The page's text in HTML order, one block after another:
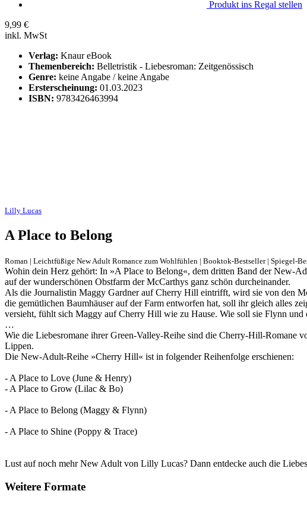
Produkt ins Regal stellen
9,99 €
inkl. MwSt
Verlag: Knaur eBook
Themenbereich: Belletristik - Liebesroman: Zeitgenössisch
Genre: keine Angabe / keine Angabe
Ersterscheinung: 01.03.2023
ISBN: 9783426463994
Lilly Lucas
A Place to Belong
Roman | Leichtfüßige New Adult Romance zum Wohlfühlen | Booktok-Bestseller | Spiegel-
Wohin dein Herz gehört: In »A Place to Belong«, dem dritten Band der New-
auf der wunderschönen Obstfarm der McCarthys ganz schön durcheinander.
Als die Journalistin Maggy Gardner auf Cherry Hill eintrifft, wird sie von den
die gemütlichen Baumhäuser auf der Farm entworfen hat, soll ihr gleich alles
versieht, fühlt sich Maggy auf Cherry Hill wie zu Hause. Wie soll sie Flynn
…
Wie die Liebesromane ihrer Green-Valley-Reihe sind die Cherry-Hill-
Lippen.
Die New-Adult-Reihe »Cherry Hill« ist in folgender Reihenfolge erschienen:
- A Place to Love (June & Henry)
- A Place to Grow (Lilac & Bo)
- A Place to Belong (Maggy & Flynn)
- A Place to Shine (Poppy & Trace)
Lust auf noch mehr New Adult von Lilly Lucas? Dann entdecke auch die
Weitere Formate